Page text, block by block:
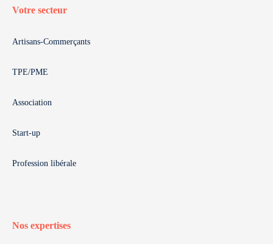
Votre secteur
Artisans-Commerçants
TPE/PME
Association
Start-up
Profession libérale
Nos expertises